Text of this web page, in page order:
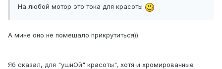
На любой мотор это тока для красоты
А мине оно не помешало прикрутиться))
Яб сказал, для "ушнОй" красоты", хотя и хромированные